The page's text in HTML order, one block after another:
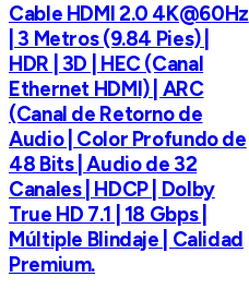
Cable HDMI 2.0 4K@60Hz
| 3 Metros (9.84 Pies) |
HDR | 3D | HEC (Canal
Ethernet HDMI) | ARC
(Canal de Retorno de
Audio | Color Profundo de
48 Bits | Audio de 32
Canales | HDCP | Dolby
True HD 7.1 | 18 Gbps |
Múltiple Blindaje | Calidad
Premium.